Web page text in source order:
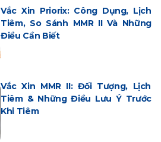
Vắc Xin Priorix: Công Dụng, Lịch
Tiêm, So Sánh MMR II Và Những
Điều Cần Biết
Vắc Xin MMR II: Đối Tượng, Lịch
Tiêm & Những Điều Lưu Ý Trước
Khi Tiêm